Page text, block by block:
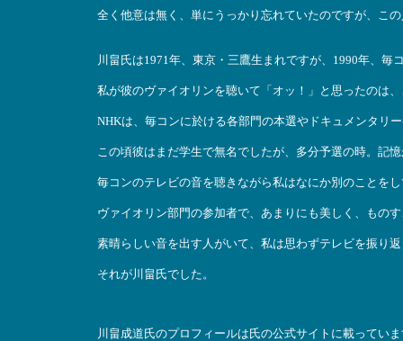
全く他意は無く、単にうっかり忘れていたのですが、こ
川畠氏は1971年、東京・三鷹生まれですが、1990年、毎
私が彼のヴァイオリンを聴いて「オッ！」と思ったのは
NHKは、毎コンに於ける各部門の本選やドキュメンタリ
この頃彼はまだ学生で無名でしたが、多分予選の時。記
毎コンのテレビの音を聴きながら私はなにか別のことを
ヴァイオリン部門の参加者で、あまりにも美しく、もの
素晴らしい音を出す人がいて、私は思わずテレビを振り
それが川畠氏でした。
川畠成道氏のプロフィールは氏の公式サイトに載ってい